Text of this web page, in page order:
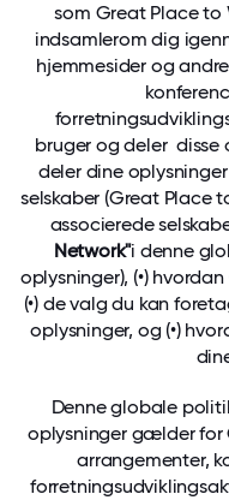
som Great Place to
indsamlerom dig
hjemmesider og
bruger og delerdisse
deler dine
selskaber (Great Place
associerede
Network"i denne
oplysninger), (•) hvordan
(•) devalg du kan
oplysninger, og (•)
Denne globale
oplysninger gælder for
arrangementer,